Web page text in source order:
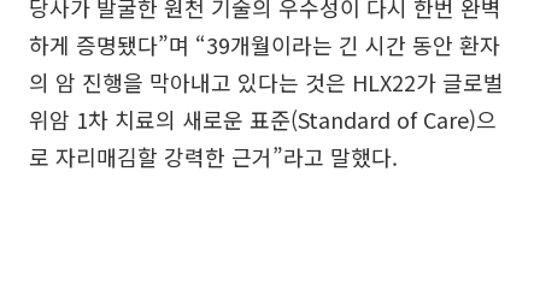
당사가 발굴한 원천 기술의 우수성이 다시 한번 완벽
하게 증명됐다”며 “39개월이라는 긴 시간 동안 환자
의 암 진행을 막아내고 있다는 것은 HLX22가 글로벌
위암 1차 치료의 새로운 표준(Standard of Care)으
로 자리매김할 강력한 근거”라고 말했다.